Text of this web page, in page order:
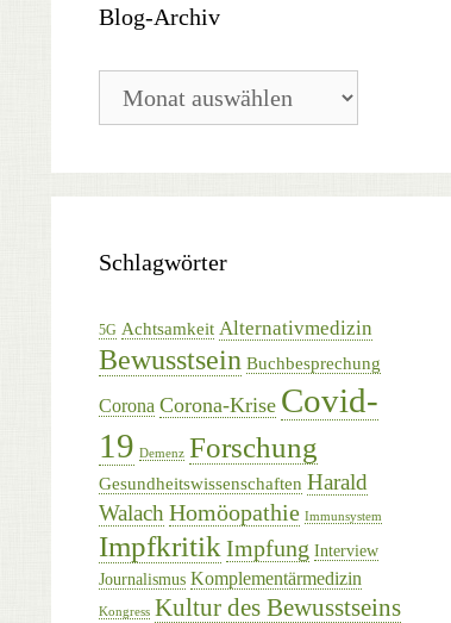
Blog-Archiv
Archiv
Schlagwörter
5G Achtsamkeit Alternativmedizin
Bewusstsein Buchbesprechung
Corona Corona-Krise Covid-
19 Demenz Forschung
Gesundheitswissenschaften Harald
Walach Homöopathie Immunsystem
Impfkritik Impfung Interview
Journalismus Komplementärmedizin
Kongress Kultur des Bewusstseins